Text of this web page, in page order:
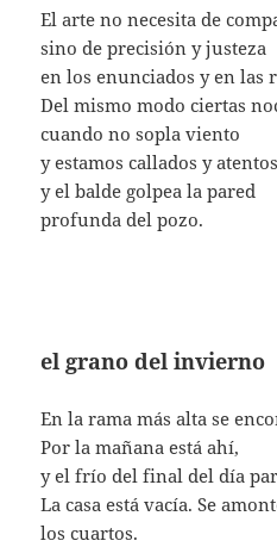
El arte no necesita de
sino de precisión y justeza
en los enunciados y en las
Del mismo modo ciertas
cuando no sopla viento
y estamos callados y atentos
y el balde golpea la pared
profunda del pozo.
el grano del invierno
En la rama más alta se
Por la mañana está ahí,
y el frío del final del día
La casa está vacía. Se
los cuartos.